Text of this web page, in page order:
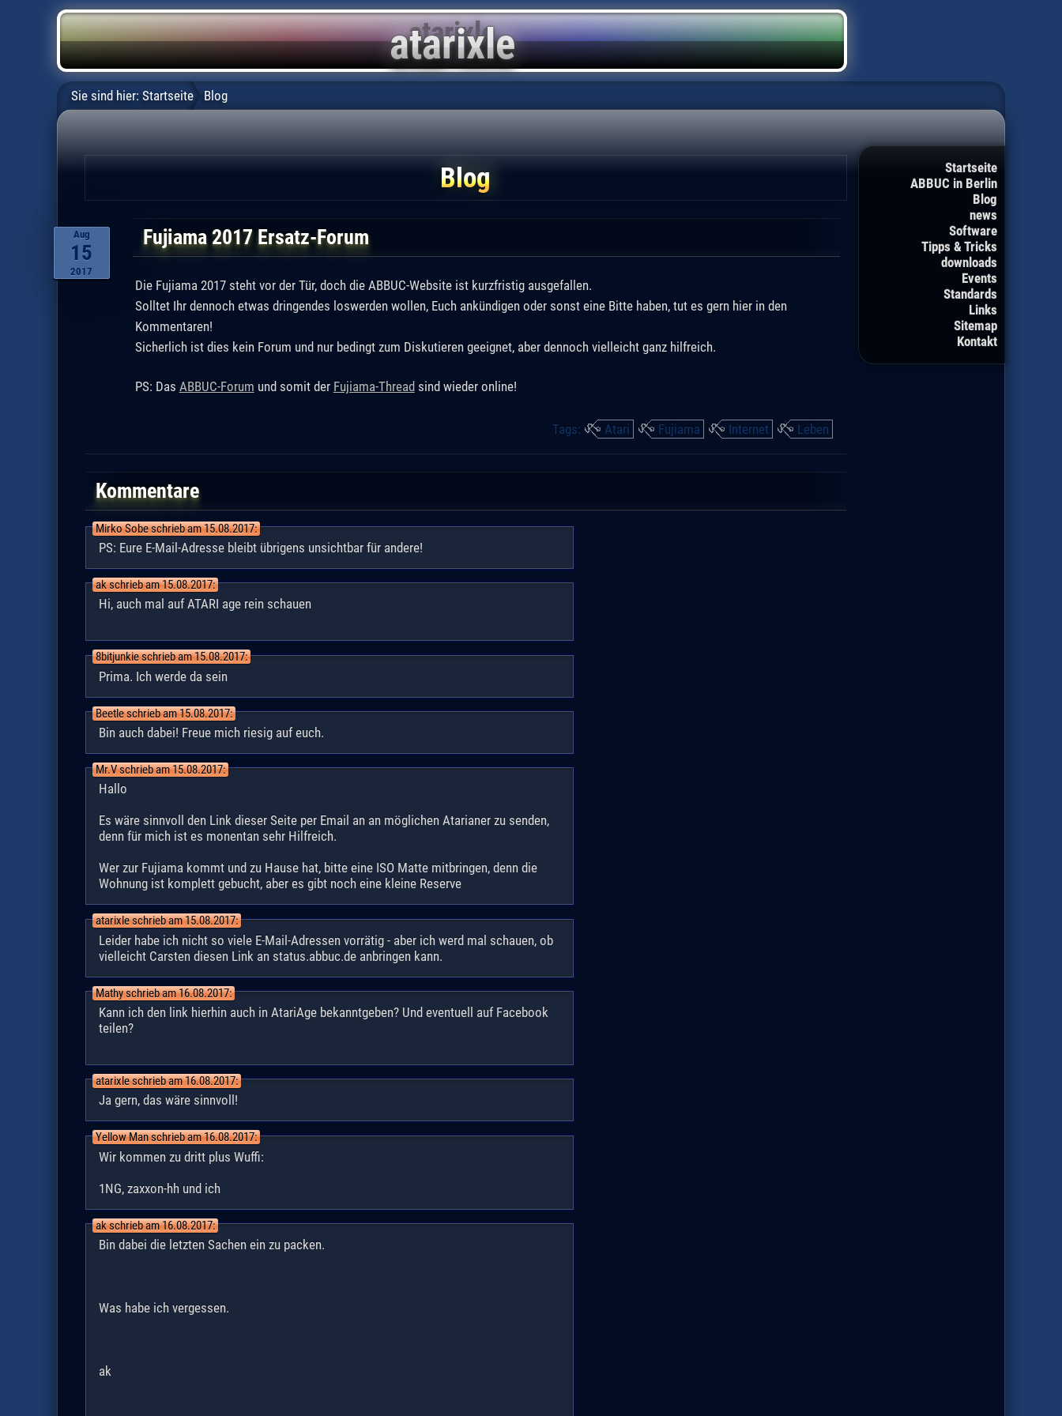
Startseite
ABBUC in Berlin
Blog
news
Software
Tipps & Tricks
downloads
Events
Standards
Links
Sitemap
Kontakt
Sie sind hier: Startseite Blog
Blog
Aug
15
2017
Fujiama 2017 Ersatz-Forum
Die Fujiama 2017 steht vor der Tür, doch die ABBUC-Website ist kurzfristig ausgefallen.
Solltet Ihr dennoch etwas dringendes loswerden wollen, Euch ankündigen oder sonst eine Bitte haben, tut es gern hier in den
Kommentaren!
Sicherlich ist dies kein Forum und nur bedingt zum Diskutieren geeignet, aber dennoch vielleicht ganz hilfreich.
PS: Das ABBUC-Forum und somit der Fujiama-Threadsind wieder online!
Tags: Atari Fujiama Internet Leben
Kommentare
Mirko Sobe schrieb am 15.08.2017:
PS: Eure E-Mail-Adresse bleibt übrigens unsichtbar für andere!
ak schrieb am 15.08.2017:
Hi, auch mal auf ATARI age rein schauen
8bitjunkie schrieb am 15.08.2017:
Prima. Ich werde da sein
Beetle schrieb am 15.08.2017:
Bin auch dabei! Freue mich riesig auf euch.
Mr.V schrieb am 15.08.2017:
Hallo
Es wäre sinnvoll den Link dieser Seite per Email an an möglichen Atarianer zu senden,
denn für mich ist es monentan sehr Hilfreich.
Wer zur Fujiama kommt und zu Hause hat, bitte eine ISO Matte mitbringen, denn die
Wohnung ist komplett gebucht, aber es gibt noch eine kleine Reserve
atarixle schrieb am 15.08.2017:
Leider habe ich nicht so viele E-Mail-Adressen vorrätig - aber ich werd mal schauen, ob
vielleicht Carsten diesen Link an status.abbuc.de anbringen kann.
Mathy schrieb am 16.08.2017:
Kann ich den link hierhin auch in AtariAge bekanntgeben? Und eventuell auf Facebook
teilen?
atarixle schrieb am 16.08.2017:
Ja gern, das wäre sinnvoll!
Yellow Man schrieb am 16.08.2017:
Wir kommen zu dritt plus Wuffi:
1NG, zaxxon-hh und ich
ak schrieb am 16.08.2017:
Bin dabei die letzten Sachen ein zu packen.
Was habe ich vergessen.
ak